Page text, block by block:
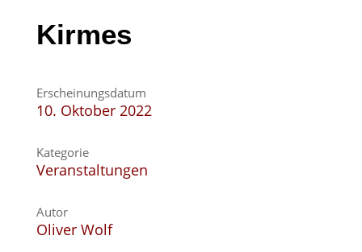
Kirmes
Erscheinungsdatum
10. Oktober 2022
Kategorie
Veranstaltungen
Autor
Oliver Wolf